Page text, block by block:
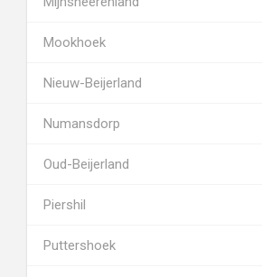
Mookhoek
Nieuw-Beijerland
Numansdorp
Oud-Beijerland
Piershil
Puttershoek